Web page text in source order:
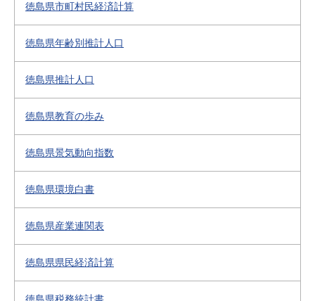
徳島県市町村民経済計算
徳島県年齢別推計人口
徳島県推計人口
徳島県教育の歩み
徳島県景気動向指数
徳島県環境白書
徳島県産業連関表
徳島県県民経済計算